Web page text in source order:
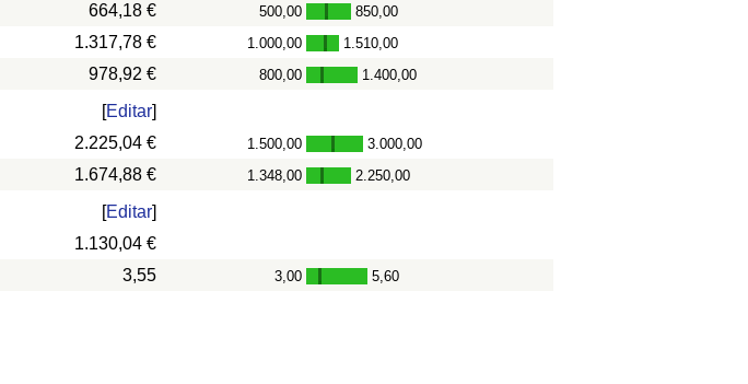
664,18 € 500,00 - 850,00
1.317,78 € 1.000,00 - 1.510,00
978,92 € 800,00 - 1.400,00
[Editar]
2.225,04 € 1.500,00 - 3.000,00
1.674,88 € 1.348,00 - 2.250,00
[Editar]
1.130,04 €
3,55 3,00 - 5,60